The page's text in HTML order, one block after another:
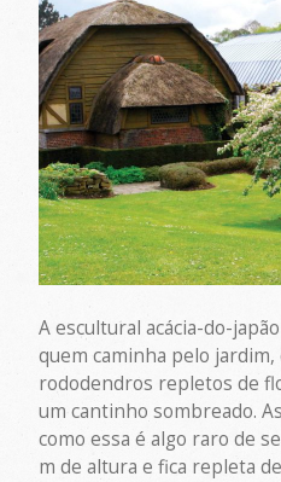
A escultural acácia-do-
quem caminha pelo
rododendros repletos de
um cantinho sombreado.
como essa é algo raro de
m de altura e fica repleta